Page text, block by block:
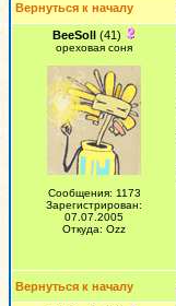
Вернуться к началу
BeeSoll(41)
ореховая соня
Сообщения: 1173
Зарегистрирован:
07.07.2005
Откуда: Ozz
Вернуться к началу